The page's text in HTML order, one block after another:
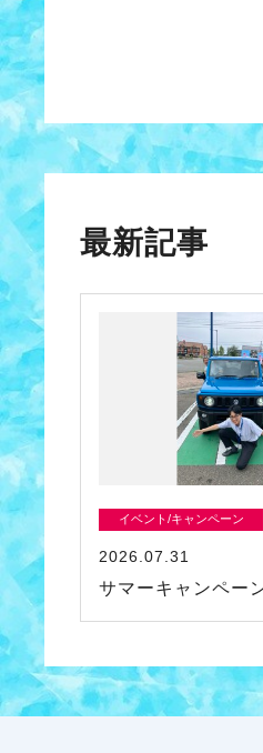
最新記事
イベント/キャンペーン
2026.07.31
サマーキャンペー